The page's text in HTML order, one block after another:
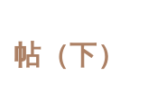
帖（下）